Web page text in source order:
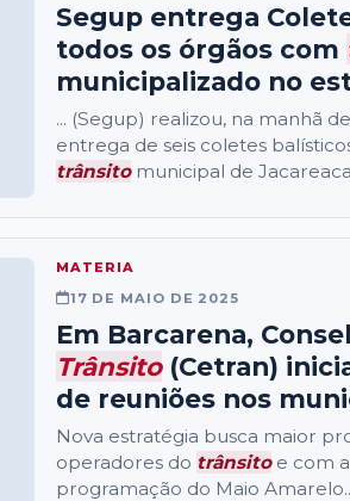
Segup entrega
todos os órgãos com
municipalizado no
... (Segup) realizou, na manhã
entrega de seis coletes
trânsitomunicipal de
MATERIA
17 DE MAIO DE 2025
Em Barcarena,
Trânsito(Cetran)
de reuniões nos
Nova estratégia busca maior
operadores do trânsitoe com
programação do Maio